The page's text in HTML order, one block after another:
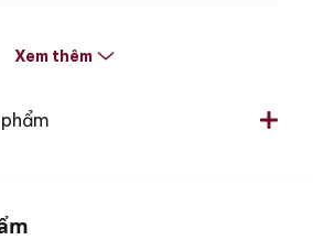
Không đóng tuyết
nghệ Inverter
Xem thêm